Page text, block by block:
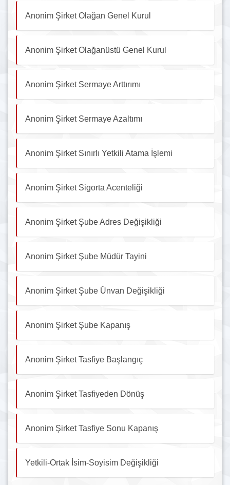
Anonim Şirket Olağan Genel Kurul
Anonim Şirket Olağanüstü Genel Kurul
Anonim Şirket Sermaye Arttırımı
Anonim Şirket Sermaye Azaltımı
Anonim Şirket Sınırlı Yetkili Atama İşlemi
Anonim Şirket Sigorta Acenteliği
Anonim Şirket Şube Adres Değişikliği
Anonim Şirket Şube Müdür Tayini
Anonim Şirket Şube Ünvan Değişikliği
Anonim Şirket Şube Kapanış
Anonim Şirket Tasfiye Başlangıç
Anonim Şirket Tasfiyeden Dönüş
Anonim Şirket Tasfiye Sonu Kapanış
Yetkili-Ortak İsim-Soyisim Değişikliği